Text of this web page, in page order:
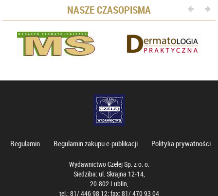
NASZE CZASOPISMA
Regulamin Regulamin zakupu e-publikacji Polityka prywatności
Wydawnictwo Czelej Sp. z o. o.
Siedziba: ul. Skrajna 12-14,
20-802 Lublin,
tel.: 81/ 446 98 12; fax: 81/ 470 93 04